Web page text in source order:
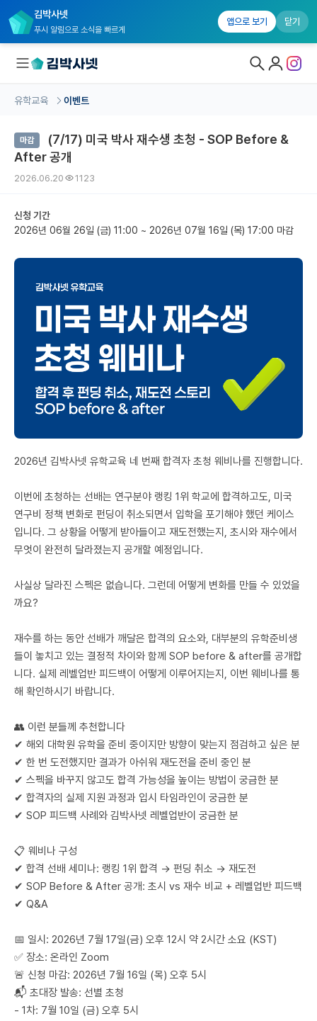
김박사넷
푸시 알림으로 소식을 빠르게
앱으로 보기 닫기
국내대학원 정보
연구실&오픈랩
커리어
유학교육
유학교육 홈
수강 신청
미국 유학 게시판
어드미션 포스팅
블로그
오픈카톡
반도체 아카데미
재팬라운지 🌸
유학교육 이벤트
마감
(7/17) 미국 박사 재수생 초청 - SOP Before &
After 공개
2026.06.20 1123
신청 기간
2026년 06월 26일 (금) 11:00 ~ 2026년 07월 16일 (목) 17:00 마감
2026년 김박사넷 유학교육 네 번째 합격자 초청 웨비나를 진행합니다.
이번에 초청하는 선배는 연구분야 랭킹 1위 학교에 합격하고도, 미국
연구비 정책 변화로 펀딩이 취소되면서 입학을 포기해야 했던 케이스
입니다. 그 상황을 어떻게 받아들이고 재도전했는지, 초시와 재수에서
무엇이 완전히 달라졌는지 공개할 예정입니다.
사실상 달라진 스펙은 없습니다. 그런데 어떻게 변화를 만들 수 있었을
까요?
재수를 하는 동안 선배가 깨달은 합격의 요소와, 대부분의 유학준비생
들이 놓치고 있는 결정적 차이와 함께 SOP before & after를 공개합
니다. 실제 레벨업반 피드백이 어떻게 이루어지는지, 이번 웨비나를 통
해 확인하시기 바랍니다.
👥 이런 분들께 추천합니다
✔ 해외 대학원 유학을 준비 중이지만 방향이 맞는지 점검하고 싶은 분
✔ 한 번 도전했지만 결과가 아쉬워 재도전을 준비 중인 분
✔ 스펙을 바꾸지 않고도 합격 가능성을 높이는 방법이 궁금한 분
✔ 합격자의 실제 지원 과정과 입시 타임라인이 궁금한 분
✔ SOP 피드백 사례와 김박사넷 레벨업반이 궁금한 분
📋 웨비나 구성
✔ 합격 선배 세미나: 랭킹 1위 합격 → 펀딩 취소 → 재도전
✔ SOP Before & After 공개: 초시 vs 재수 비교 + 레벨업반 피드백
✔ Q&A
📅 일시: 2026년 7월 17일(금) 오후 12시 약 2시간 소요 (KST)
✅ 장소: 온라인 Zoom
🚨 신청 마감: 2026년 7월 16일 (목) 오후 5시
📬 초대장 발송: 선별 초청
- 1차: 7월 10일 (금) 오후 5시